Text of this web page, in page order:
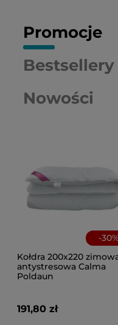
Promocje
Nowości
Bestsellery
-30
Kołdra 200x220
antystresowa Calma
Poldaun
191,80 zł